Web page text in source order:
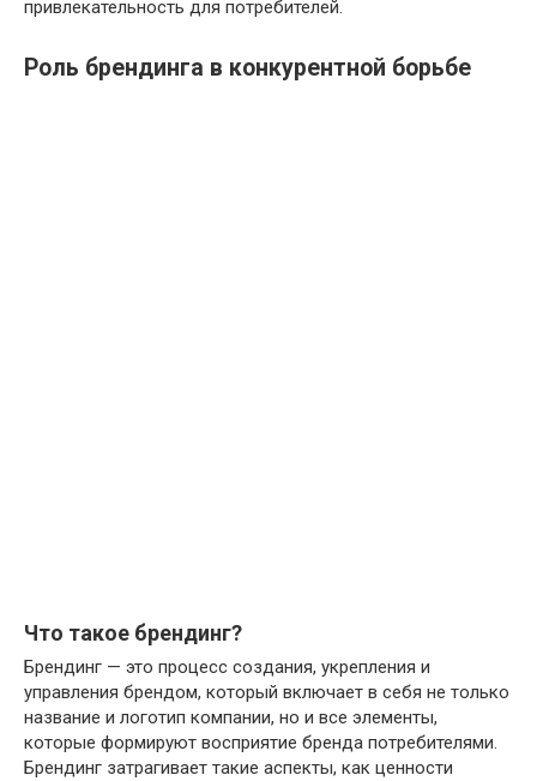
привлекательность для потребителей.
Роль брендинга в конкурентной борьбе
Что такое брендинг?
Брендинг — это процесс создания, укрепления и
управления брендом, который включает в себя не только
название и логотип компании, но и все элементы,
которые формируют восприятие бренда потребителями.
Брендинг затрагивает такие аспекты, как ценности